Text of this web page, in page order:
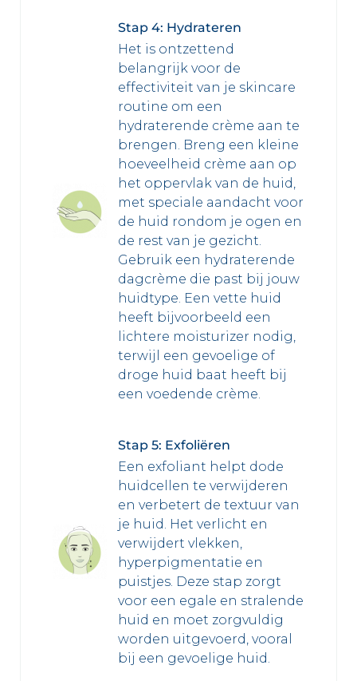
Stap 4: Hydrateren
Het is ontzettend
belangrijk voor de
effectiviteit van je skincare
routine om een
hydraterende crème aan te
brengen. Breng een kleine
hoeveelheid crème aan op
het oppervlak van de huid,
met speciale aandacht voor
de huid rondom je ogen en
de rest van je gezicht.
Gebruik een hydraterende
dagcrème die past bij jouw
huidtype. Een vette huid
heeft bijvoorbeeld een
lichtere moisturizer nodig,
terwijl een gevoelige of
droge huid baat heeft bij
een voedende crème.
Stap 5: Exfoliëren
Een exfoliant helpt dode
huidcellen te verwijderen
en verbetert de textuur van
je huid. Het verlicht en
verwijdert vlekken,
hyperpigmentatie en
puistjes. Deze stap zorgt
voor een egale en stralende
huid en moet zorgvuldig
worden uitgevoerd, vooral
bij een gevoelige huid.